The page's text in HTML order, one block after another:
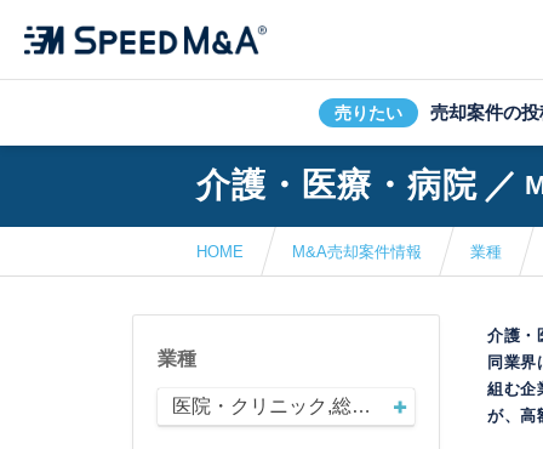
売りたい 売却案件の投
介護・医療・病院 ／
HOME M&A売却案件情報 業種
業種
医院・クリニック,総合病院,歯科,調剤薬局,デイサービス,老人ホーム,グループホーム,サービス付高齢者住宅,訪問系サービス（看護・介護）,居宅支援事業所,福祉用具レンタル・販売,放課後等デイサービス,就労支援,その他医療・介護・福祉
介護・
同業界
組む企
が、高